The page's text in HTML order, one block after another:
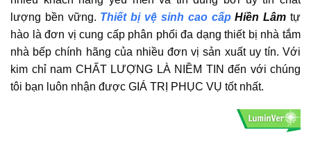
lượng bền vững. Thiết bị vệ sinh cao cấpHiền Lâm tự
hào là đơn vị cung cấp phân phối đa dạng thiết bị nhà tắm
nhà bếp chính hãng của nhiều đơn vị sản xuất uy tín. Với
kim chỉ nam CHẤT LƯỢNG LÀ NIỀM TIN đến với chúng
tôi bạn luôn nhận được GIÁ TRỊ PHỤC VỤ tốt nhất.